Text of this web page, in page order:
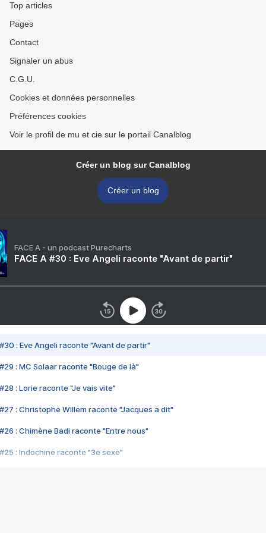
Top articles
Pages
Contact
Signaler un abus
C.G.U.
Cookies et données personnelles
Préférences cookies
Voir le profil de mu et cie sur le portail Canalblog
Créer un blog sur Canalblog
Créer un blog
FACE A - un podcast Purecharts
FACE A #30 : Eve Angeli raconte "Avant de partir"
#30 : Eve Angeli raconte "Avant de partir"
#29 : MC Solaar raconte "Bouge de là"
#28 : Lorie raconte "Je vais vite"
#27 : Christophe Willem raconte "Jacques a dit"
#26 : Chimène Badi raconte "Entre nous"
#25 : Indochine raconte "3e sexe"